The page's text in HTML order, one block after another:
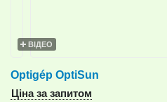
ВІДЕО
Optigép OptiSun
Ціна за запитом